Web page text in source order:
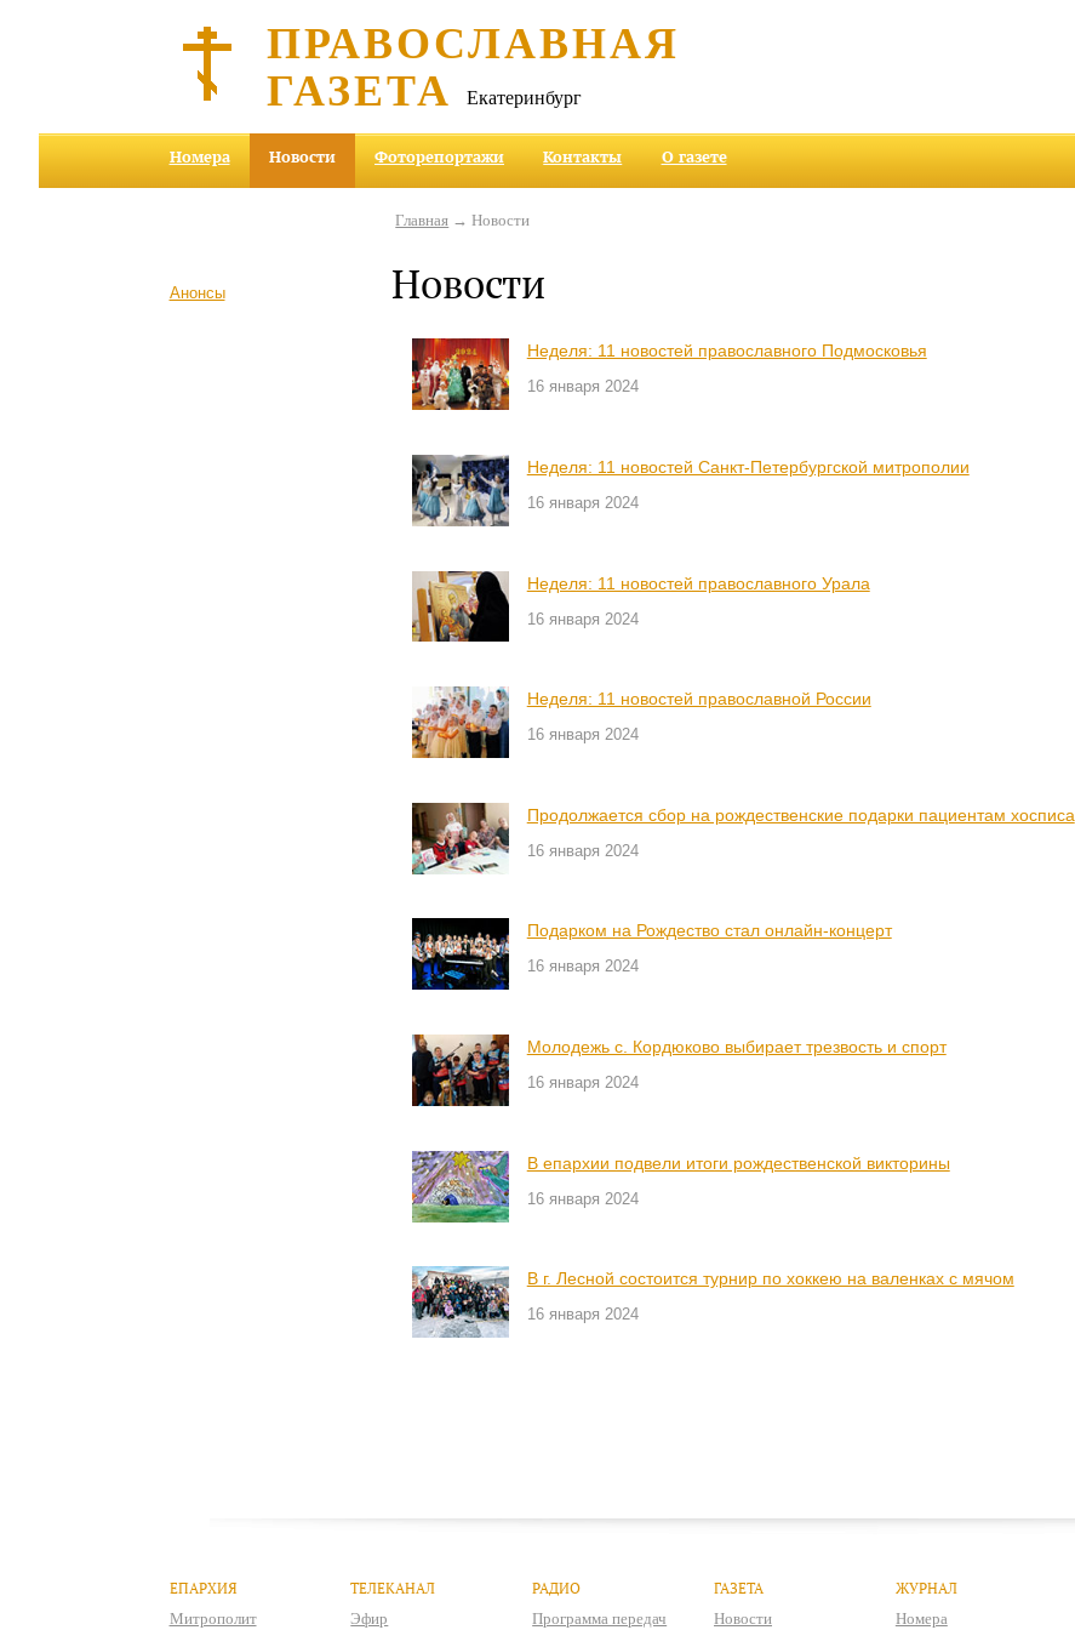
ПРАВОСЛАВНАЯ
ГАЗЕТА Екатеринбург
Номера Новости Фоторепортажи Контакты О газете
Анонсы
Главная → Новости
Новости
Неделя: 11 новостей православного Подмосковья
16 января 2024
Неделя: 11 новостей Санкт-Петербургской митрополии
16 января 2024
Неделя: 11 новостей православного Урала
16 января 2024
Неделя: 11 новостей православной России
16 января 2024
Продолжается сбор на рождественские подарки пациентам хосписа
16 января 2024
Подарком на Рождество стал онлайн-концерт
16 января 2024
Молодежь с. Кордюково выбирает трезвость и спорт
16 января 2024
В епархии подвели итоги рождественской викторины
16 января 2024
В г. Лесной состоится турнир по хоккею на валенках с мячом
16 января 2024
ЕПАРХИЯ
Митрополит
ТЕЛЕКАНАЛ
Эфир
РАДИО
Программа передач
ГАЗЕТА
Новости
ЖУРНАЛ
Номера